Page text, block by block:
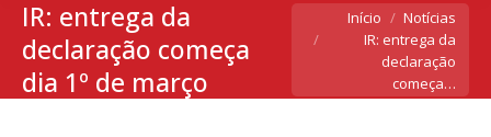
IR: entrega da
declaração começa
dia 1º de março
Você está aqui:
Início
Notícias
IR: entrega da
declaração
começa…